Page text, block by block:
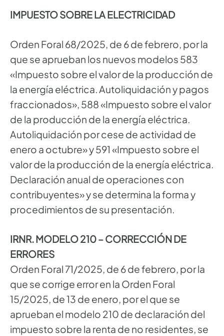
IMPUESTO SOBRE LA ELECTRICIDAD
Orden Foral 68/2025, de 6 de febrero, por la
que se aprueban los nuevos modelos 583
«Impuesto sobre el valor de la producción de
la energía eléctrica. Autoliquidación y pagos
fraccionados», 588 «Impuesto sobre el valor
de la producción de la energía eléctrica.
Autoliquidación por cese de actividad de
enero a octubre» y 591 «Impuesto sobre el
valor de la producción de la energía eléctrica.
Declaración anual de operaciones con
contribuyentes» y se determina la forma y
procedimientos de su presentación.
IRNR. MODELO 210 – CORRECCIÓN DE
ERRORES
Orden Foral 71/2025, de 6 de febrero, por la
que se corrige error en la Orden Foral
15/2025, de 13 de enero, por el que se
aprueban el modelo 210 de declaración del
impuesto sobre la renta de no residentes, se